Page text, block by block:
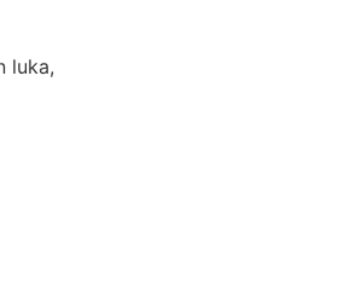
luka,